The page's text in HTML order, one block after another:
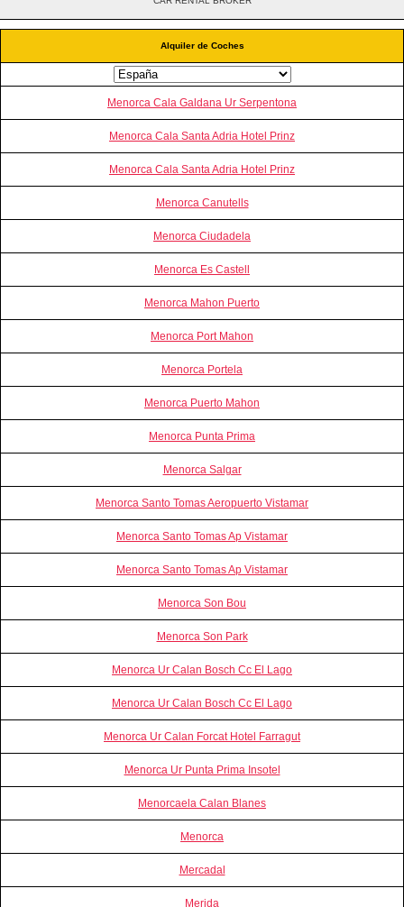
Alquiler de Coches
Menorca Cala Galdana Ur Serpentona
Menorca Cala Santa Adria Hotel Prinz
Menorca Cala Santa Adria Hotel Prinz
Menorca Canutells
Menorca Ciudadela
Menorca Es Castell
Menorca Mahon Puerto
Menorca Port Mahon
Menorca Portela
Menorca Puerto Mahon
Menorca Punta Prima
Menorca Salgar
Menorca Santo Tomas Aeropuerto Vistamar
Menorca Santo Tomas Ap Vistamar
Menorca Santo Tomas Ap Vistamar
Menorca Son Bou
Menorca Son Park
Menorca Ur Calan Bosch Cc El Lago
Menorca Ur Calan Bosch Cc El Lago
Menorca Ur Calan Forcat Hotel Farragut
Menorca Ur Punta Prima Insotel
Menorcaela Calan Blanes
Menorca
Mercadal
Merida